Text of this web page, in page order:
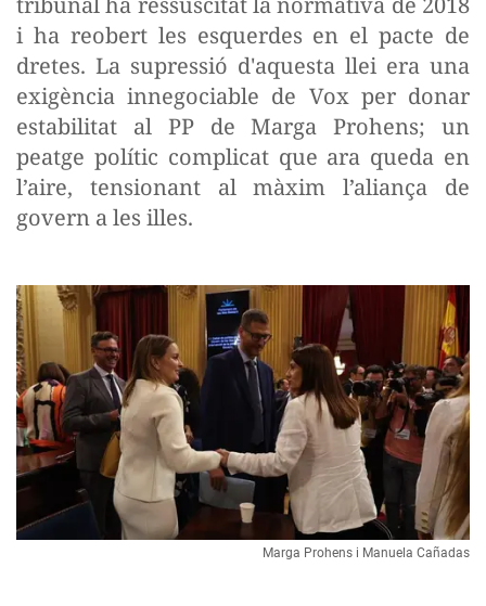
i ha reobert les esquerdes en el pacte de
dretes. La supressió d'aquesta llei era una
exigència innegociable de Vox per donar
estabilitat al PP de Marga Prohens; un
peatge polític complicat que ara queda en
l’aire, tensionant al màxim l’aliança de
govern a les illes.
Marga Prohens i Manuela Cañadas